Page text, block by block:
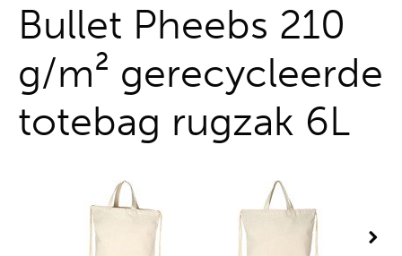
Bullet Pheebs 210
g/m² gerecycleerde
totebag rugzak 6L